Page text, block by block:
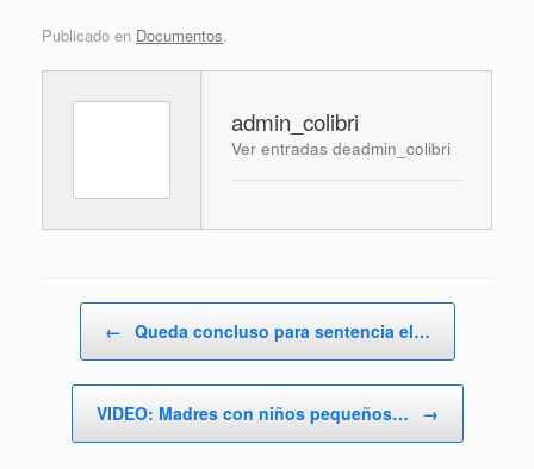
Publicado en Documentos.
admin_colibri
Ver entradas deadmin_colibri
← Queda concluso para sentencia el…
VIDEO: Madres con niños pequeños… →